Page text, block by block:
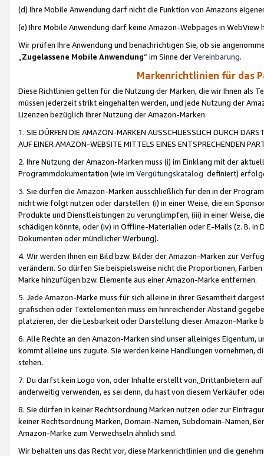
(d) Ihre Mobile Anwendung darf nicht die Funktion von Amazons
(e) Ihre Mobile Anwendung darf keine Amazon-Webpages in WebView
Wir prüfen Ihre Anwendung und benachrichtigen Sie, ob sie
„Zugelassene Mobile Anwendung“ im Sinne derVereinbarung.
Markenrichtlinien für das
Diese Richtlinien gelten für die Nutzung der Marken, die wir Ihnen als
müssen jederzeit strikt eingehalten werden, und jede Nutzung der
Lizenzen bezüglich Ihrer Nutzung der Amazon-Marken.
1. SIE DÜRFEN DIE AMAZON-MARKEN AUSSCHLIESSLICH DURCH
AUF EINER AMAZON-WEBSITE MITTELS EINES ENTSPRECHENDEN
2. Ihre Nutzung der Amazon-Marken muss (i) im Einklang mit der
Programmdokumentation (wie im Vergütungskatalog definiert)
3. Sie dürfen die Amazon-Marken ausschließlich für den in der
nicht wie folgt nutzen oder darstellen: (i) in einer Weise, die ein
Produkte und Dienstleistungen zu verunglimpfen, (iii) in einer Weise,
schädigen könnte, oder (iv) in Offline-Materialien oder E-Mails (z. B. in
Dokumenten oder mündlicher Werbung).
4. Wir werden Ihnen ein Bild bzw. Bilder der Amazon-Marken zur
verändern. So dürfen Sie beispielsweise nicht die Proportionen,
Marke hinzufügen bzw. Elemente aus einer Amazon-Marke entfernen.
5. Jede Amazon-Marke muss für sich alleine in ihrer Gesamtheit
grafischen oder Textelementen muss ein hinreichender Abstand
platzieren, der die Lesbarkeit oder Darstellung dieser Amazon-Marke
6. Alle Rechte an den Amazon-Marken sind unser alleiniges
kommt alleine uns zugute. Sie werden keine Handlungen vornehmen,
stehen.
7. Du darfst kein Logo von, oder Inhalte erstellt von,Drittanbietern auf
anderweitig verwenden, es sei denn, du hast von diesem Verkäufer
8. Sie dürfen in keiner Rechtsordnung Marken nutzen oder zur
keiner Rechtsordnung Marken, Domain-Namen, Subdomain-Namen,
Amazon-Marke zum Verwechseln ähnlich sind.
Wir behalten uns das Recht vor, diese Markenrichtlinien und die